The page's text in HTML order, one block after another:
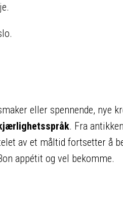
eller spennende, nye
. Fra
av et måltid fortsetter å
appétit og vel bekomme.